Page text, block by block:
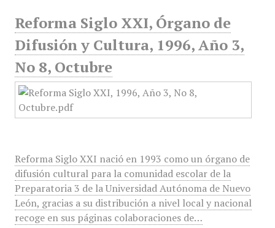
Reforma Siglo XXI, Órgano de
Difusión y Cultura, 1996, Año 3,
No 8, Octubre
Reforma Siglo XXI nació en 1993 como un órgano de
difusión cultural para la comunidad escolar de la
Preparatoria 3 de la Universidad Autónoma de Nuevo
León, gracias a su distribución a nivel local y nacional
recoge en sus páginas colaboraciones de…